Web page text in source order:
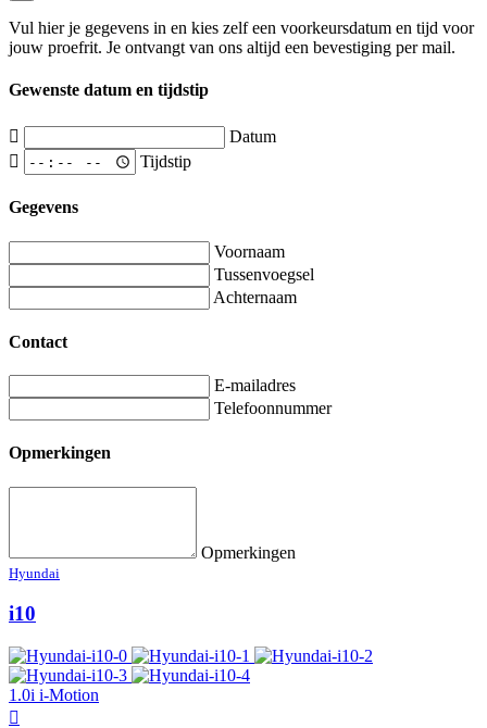
Vul hier je gegevens in en kies zelf een voorkeursdatum en tijd voor
jouw proefrit. Je ontvangt van ons altijd een bevestiging per mail.
Gewenste datum en tijdstip
Datum
Tijdstip
Gegevens
Voornaam
Tussenvoegsel
Achternaam
Contact
E-mailadres
Telefoonnummer
Opmerkingen
Opmerkingen
Hyundai
i10
1.0i i-Motion